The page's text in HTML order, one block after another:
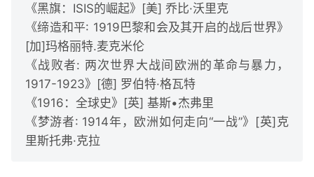
《黑旗：ISIS的崛起》[美] 乔比·沃里克
《缔造和平: 1919巴黎和会及其开启的战后世界》
[加]玛格丽特.麦克米伦
《战败者: 两次世界大战间欧洲的革命与暴力，
1917-1923》[德] 罗伯特·格瓦特
《1916：全球史》[英] 基斯•杰弗里
《梦游者: 1914年，欧洲如何走向“一战”》[英]克
里斯托弗·克拉